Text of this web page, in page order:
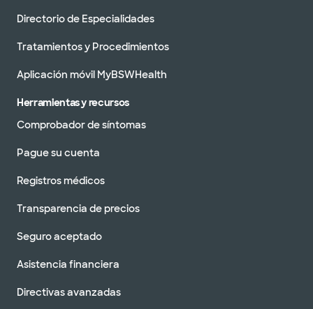
Directorio de Especialidades
Tratamientos y Procedimientos
Aplicación móvil MyBSWHealth
Herramientas y recursos
Comprobador de síntomas
Pague su cuenta
Registros médicos
Transparencia de precios
Seguro aceptado
Asistencia financiera
Directivas avanzadas